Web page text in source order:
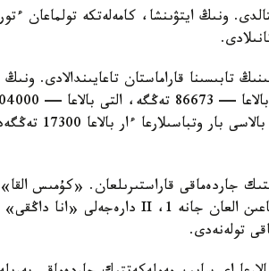
ونىڭ ايتۋىنشا، كامەلەتكە تولماعان
تابىسىنا قاراماستان تاعايىندالادى. ونىڭ
مولشەرى ءتورت بالاسى بار وتباسىلارعا — 69330 تەڭگە، بەس بالاعا — 86673
تەڭگە، جەتى بالاعا — 121360 تەڭگە. سەگىز جانە ودان كوپ بالاسى
جاردەماقى قاراستىرىلعان. «كۇمىس القا»
يەگەرلەرىنە — 27680 تەڭگە، ال «التىن القا»، «باتىر انا» اتاعىن العان جانە 1، II دارەجەلى «انا داڭقى»